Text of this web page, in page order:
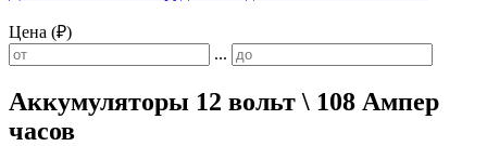
Цена (₽)
...
Аккумуляторы 12 вольт \ 108 Ампер
часов